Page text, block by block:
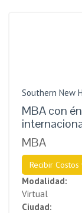
Southern New
MBA con
MBA
Recibir
Modalidad:
Virtual
Ciudad: